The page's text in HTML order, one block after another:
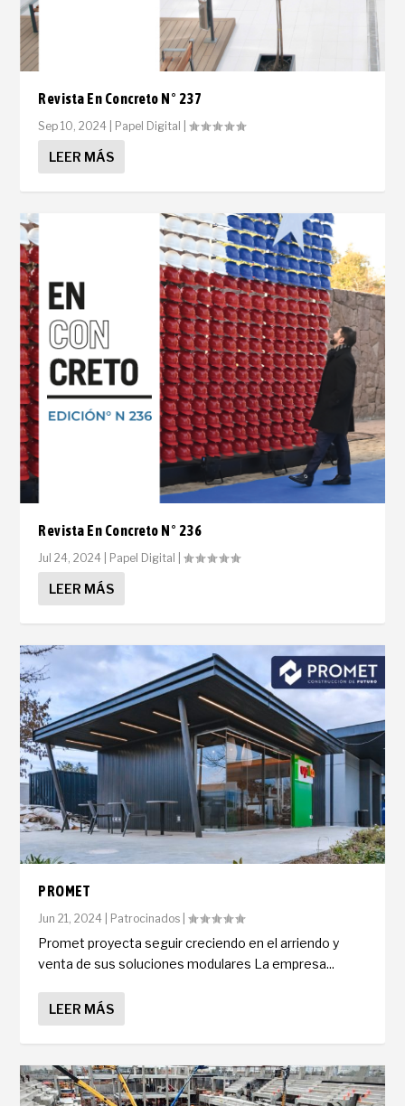
Revista En Concreto N° 237
Sep 10, 2024 Papel Digital |
LEER MÁS
Revista En Concreto N° 236
Jul 24, 2024 Papel Digital |
LEER MÁS
PROMET
Jun 21, 2024 Patrocinados |
Promet proyecta seguir creciendo en el arriendo y
venta de sus soluciones modulares La empresa...
LEER MÁS